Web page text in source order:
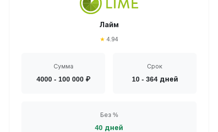
Лайм
★ 4.94
Сумма
4000 - 100 000 ₽
Срок
10 - 364 дней
Без %
40 дней